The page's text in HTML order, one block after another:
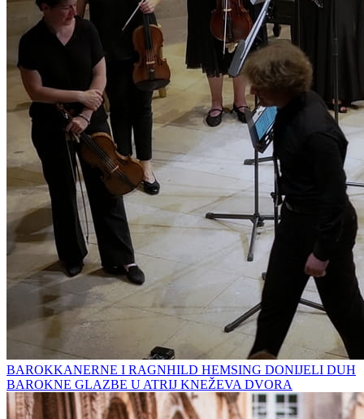
BAROKKANERNE I RAGNHILD HEMSING DONIJELI DUH
BAROKNE GLAZBE U ATRIJ KNEŽEVA DVORA